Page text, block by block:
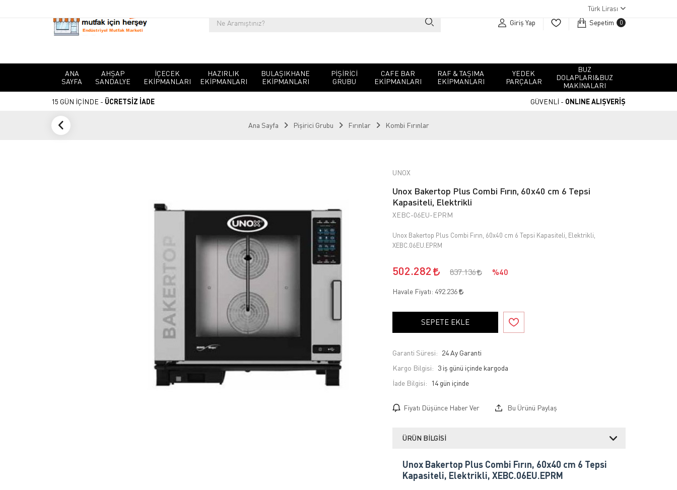
Türk Lirası
Giriş Yap Sepetim 0
ANA
SAYFA
AHŞAP
SANDALYE
İÇECEK
EKIPMANLARI
HAZIRLIK
EKIPMANLARI
BULAŞIKHANE
EKIPMANLARI
PIŞIRICI
GRUBU
CAFE BAR
EKIPMANLARI
RAF & TAŞIMA
EKIPMANLARI
YEDEK
PARÇALAR
BUZ
DOLAPLARI&BUZ
MAKINALARI
15 GÜN İÇİNDE - ÜCRETSİZ İADE GÜVENLİ - ONLINE ALIŞVERİŞ
Ana Sayfa Pişirici Grubu Fırınlar Kombi Fırınlar
UNOX
Unox Bakertop Plus Combi Fırın, 60x40 cm 6 Tepsi
Kapasiteli, Elektrikli
XEBC-06EU-EPRM
Unox Bakertop Plus Combi Fırın, 60x40 cm 6 Tepsi Kapasiteli, Elektrikli,
XEBC.06EU.EPRM
502.282 837.136 %40
Havale Fiyatı: 492.236
SEPETE EKLE
Garanti Süresi: 24 Ay Garanti
Kargo Bilgisi: 3 iş günü içinde kargoda
İade Bilgisi:
Fiyatı Düşünce Haber Ver Bu Ürünü Paylaş
ÜRÜN BILGISI
Unox Bakertop Plus Combi Fırın, 60x40 cm 6 Tepsi
Kapasiteli, Elektrikli, XEBC.06EU.EPRM